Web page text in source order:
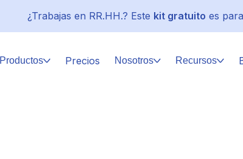
¿Trabajas en RR.HH.? Este kit gratuito es
Productos Precios Nosotros Recursos